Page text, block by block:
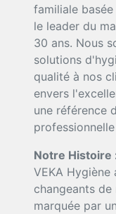
familiale
le leader du
30 ans. Nous
solutions
qualité à nos
envers
une référence
Notre Histoire
VEKA Hygiène
changeants
marquée par